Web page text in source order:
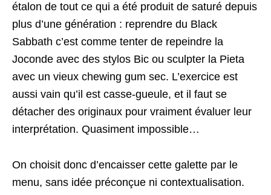
étalon de tout ce qui a été produit de saturé depuis
plus d’une génération : reprendre du Black
Sabbath c’est comme tenter de repeindre la
Joconde avec des stylos Bic ou sculpter la Pieta
avec un vieux chewing gum sec. L’exercice est
aussi vain qu’il est casse-gueule, et il faut se
détacher des originaux pour vraiment évaluer leur
interprétation. Quasiment impossible…
On choisit donc d’encaisser cette galette par le
menu, sans idée préconçue ni contextualisation.